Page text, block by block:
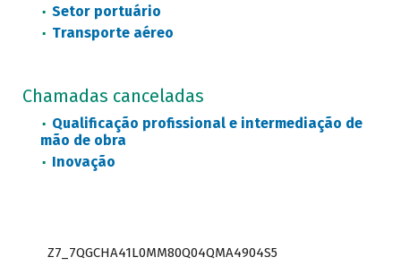
Setor portuário
Transporte aéreo
Chamadas canceladas
Qualificação profissional e intermediação de
mão de obra
Inovação
Z7_7QGCHA41L0MM80Q04QMA4904S5